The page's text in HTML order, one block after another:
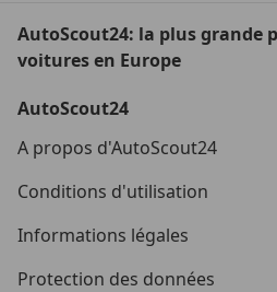
AutoScout24: la plus grande
voitures en Europe
AutoScout24
A propos d'AutoScout24
Conditions d'utilisation
Informations légales
Protection des données